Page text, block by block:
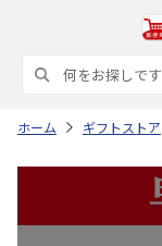
ホーム ギフトストア